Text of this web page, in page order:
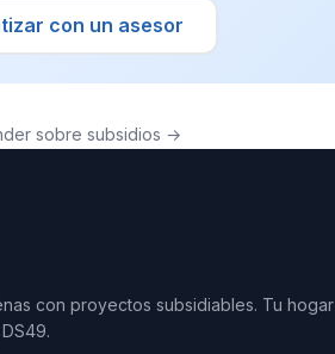
con un asesor
sobre subsidios →
con proyectos subsidiables. Tu hogar